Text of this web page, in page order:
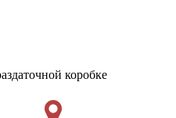
коробке